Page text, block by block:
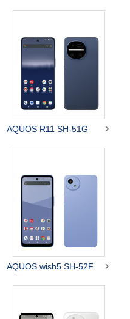
AQUOS R11 SH-51G 
AQUOS wish5 SH-52F 